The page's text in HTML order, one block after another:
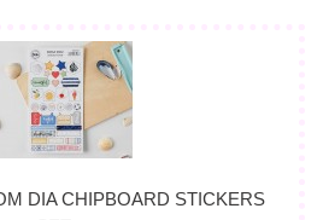
DIA CHIPBOARD STICKERS